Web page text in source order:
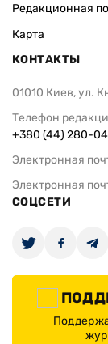
Редакционная
Карта
КОНТАКТЫ
01010 Киев, ул.
Телефон
+380 (44) 280-
Электронная
Электронная
СОЦСЕТИ